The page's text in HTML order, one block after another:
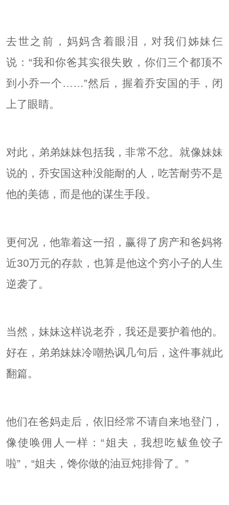
去世之前，妈妈含着眼泪，对我们姊妹仨
说：“我和你爸其实很失败，你们三个都顶不
到小乔一个……”然后，握着乔安国的手，闭
上了眼睛。
对此，弟弟妹妹包括我，非常不忿。就像妹妹
说的，乔安国这种没能耐的人，吃苦耐劳不是
他的美德，而是他的谋生手段。
更何况，他靠着这一招，赢得了房产和爸妈将
近30万元的存款，也算是他这个穷小子的人生
逆袭了。
当然，妹妹这样说老乔，我还是要护着他的。
好在，弟弟妹妹冷嘲热讽几句后，这件事就此
翻篇。
他们在爸妈走后，依旧经常不请自来地登门，
像使唤佣人一样：“姐夫，我想吃鲅鱼饺子
啦”，“姐夫，馋你做的油豆炖排骨了。”